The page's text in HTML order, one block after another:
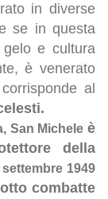
in diverse
se in questa
e cultura
è venerato
al
San Michele è
della
1949
combatte